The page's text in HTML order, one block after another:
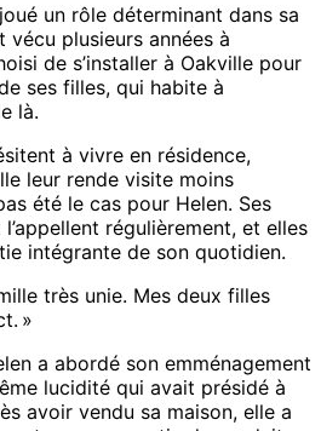
un rôle déterminant dans sa
vécu plusieurs années à
de s’installer à Oakville pour
ses filles, qui habite à
là.
à vivre en résidence,
leur rende visite moins
été le cas pour Helen. Ses
régulièrement, et elles
intégrante de son quotidien.
très unie. Mes deux filles
»
a abordé son emménagement
lucidité qui avait présidé à
avoir vendu sa maison, elle a